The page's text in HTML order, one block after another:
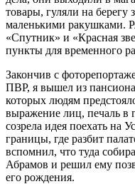
товары, гуляли на
маленькими ракушками.
«Спутник» и «Красная
пункты для временного
Закончив с
ПВР, я вышел из
которых людям
выражение лиц, печаль в
созрела идея поехать на
границы, где разбит
вспомнил, что туда
Абрамов и решил ему
его рождения.